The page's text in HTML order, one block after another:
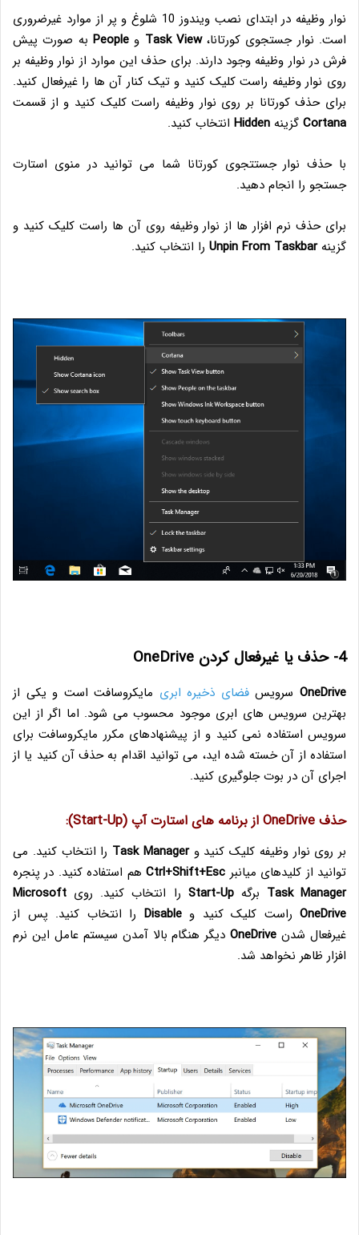
نوار وظیفه در ابتدای نصب ویندوز 10 شلوغ و پر از موارد غیرضروری
است. نوار جستجوی کورتانا،Task View وPeople به صورت پیش
فرش در نوار وظیفه وجود دارند. برای حذف این موارد از نوار وظیفه بر
روی نوار وظیفه راست کلیک کنید و تیک کنار آن ها را غیرفعال کنید.
برای حذف کورتانا بر روی نوار وظیفه راست کلیک کنید و از قسمت
Cortana گزینه Hidden انتخاب کنید.
با حذف نوار جستتجوی کورتانا شما می توانید در منوی استارت
جستجو را انجام دهید.
برای حذف نرم افزار ها از نوار وظیفه روی آن ها راست کلیک کنید و
گزینهUnpin From Taskbar را انتخاب کنید.
4- حذف یا غیرفعال کردن OneDrive
OneDriveسرویسفضای ذخیره ابری مایکروسافت است و یکی از
بهترین سرویس های ابری موجود محسوب می شود. اما اگر از این
سرویس استفاده نمی کنید و از پیشنهادهای مکرر مایکروسافت برای
استفاده از آن خسته شده اید، می توانید اقدام به حذف آن کنید یا از
اجرای آن در بوت جلوگیری کنید.
حذف OneDrive از برنامه های استارت آپ (Start-Up):
بر روی نوار وظیفه کلیک کنید وTask Manager را انتخاب کنید. می
توانید از کلیدهای میانبر Ctrl+Shift+Escهم استفاده کنید. در پنجره
Task Manager برگهStart-Up را انتخاب کنید. روی Microsoft
OneDrive راست کلیک کنید وDisable را انتخاب کنید. پس از
غیرفعال شدن OneDriveدیگر هنگام بالا آمدن سیستم عامل این نرم
افزار ظاهر نخواهد شد.